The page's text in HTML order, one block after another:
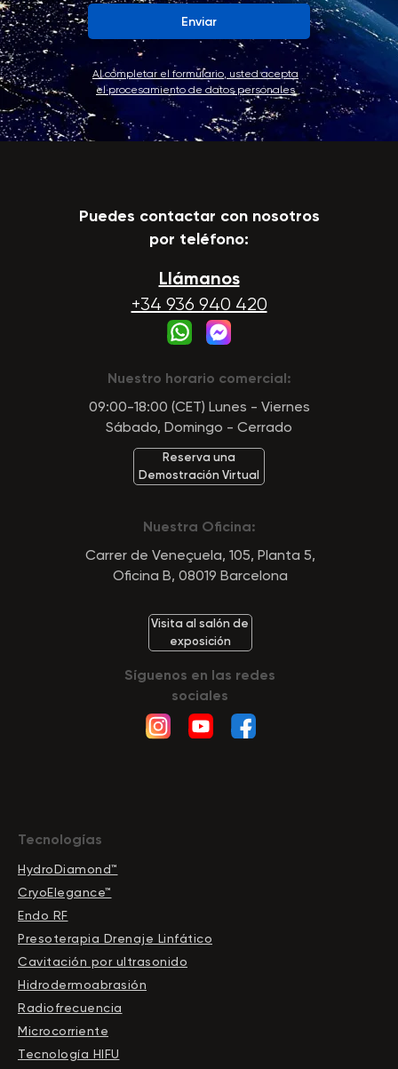
Enviar
Al completar el formulario, usted acepta
el procesamiento de datos personales
Llámanos
+34 936 940 420
Puedes contactar con nosotros
por teléfono:
Nuestro horario comercial:
09:00-18:00 (CET) Lunes - Viernes
Sábado, Domingo - Cerrado
Nuestra Oficina:
Carrer de Veneçuela, 105, Planta 5,
Oficina B, 08019 Barcelona
Reserva una
Demostración Virtual
Visita al salón de
exposición
Síguenos en las redes
sociales
Tecnologías
HydroDiamond™
CryoElegance™
Endo RF
Presoterapia Drenaje Linfático
Cavitación por ultrasonido
Hidrodermoabrasión
Radiofrecuencia
Microcorriente
Tecnología HIFU